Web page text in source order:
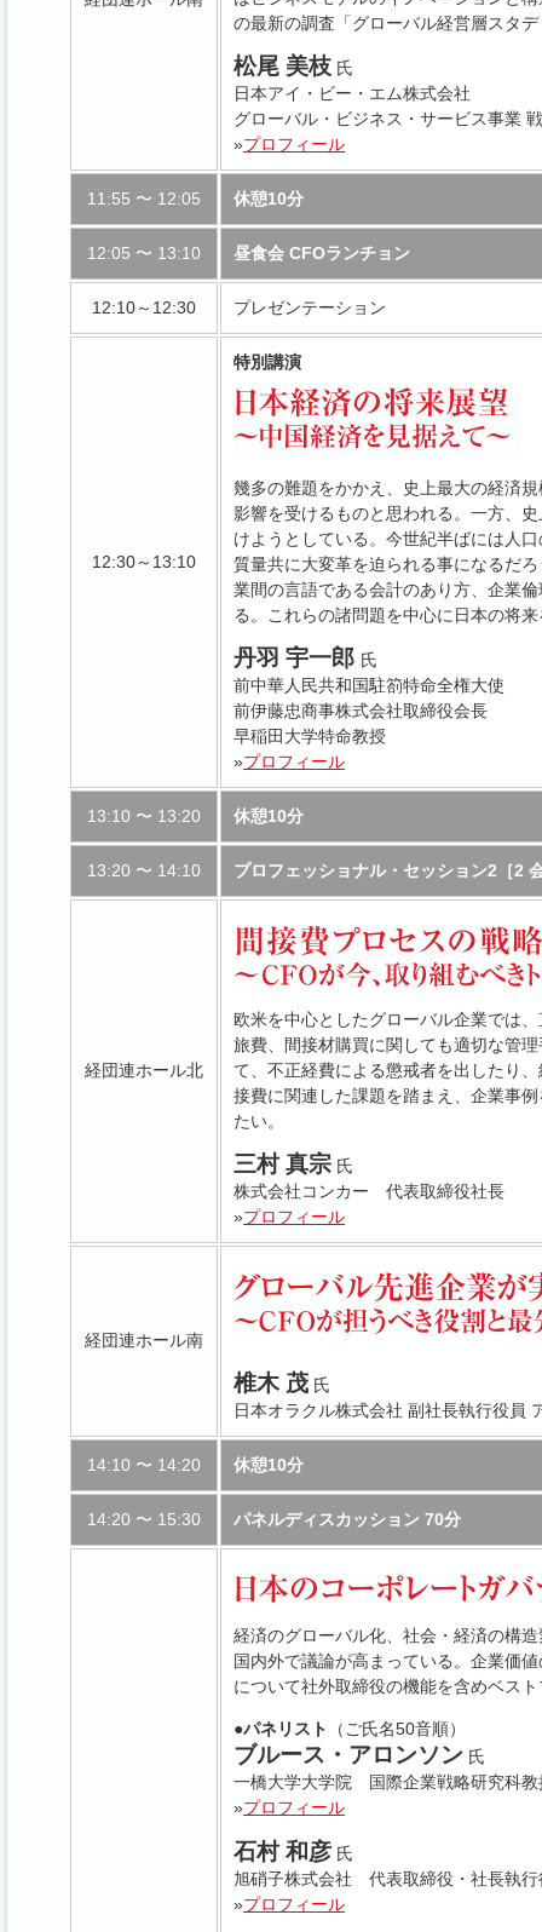
の最新の調査「グローバル経営層スタ
松尾 美枝 氏
日本アイ・ビー・エム株式会社
グローバル・ビジネス・サービス事業
»プロフィール
11:55 〜 12:05 休憩10分
12:05 〜 13:10 昼食会 CFOランチョン
12:10～12:30 プレゼンテーション
12:30～13:10
特別講演
幾多の難題をかかえ、史上最大の経済
影響を受けるものと思われる。一方、
けようとしている。今世紀半ばには人
質量共に大変革を迫られる事になるだ
業間の言語である会計のあり方、企業
る。これらの諸問題を中心に日本の将
丹羽 宇一郎 氏
前中華人民共和国駐箚特命全権大使
前伊藤忠商事株式会社取締役会長
早稲田大学特命教授
»プロフィール
13:10 〜 13:20 休憩10分
13:20 〜 14:10 プロフェッショナル・セッション2［2
経団連ホール北
欧米を中心としたグローバル企業では
旅費、間接材購買に関しても適切な管
て、不正経費による懲戒者を出したり
接費に関連した課題を踏まえ、企業事
たい。
三村 真宗 氏
株式会社コンカー 代表取締役社長
»プロフィール
経団連ホール南
椎木 茂 氏
日本オラクル株式会社 副社長執行役員
14:10 〜 14:20 休憩10分
14:20 〜 15:30 パネルディスカッション 70分
経済のグローバル化、社会・経済の構
国内外で議論が高まっている。企業価
について社外取締役の機能を含めベス
●パネリスト （ご氏名50音順）
ブルース・アロンソン 氏
一橋大学大学院 国際企業戦略研究科教
»プロフィール
石村 和彦 氏
旭硝子株式会社 代表取締役・社長執行
»プロフィール